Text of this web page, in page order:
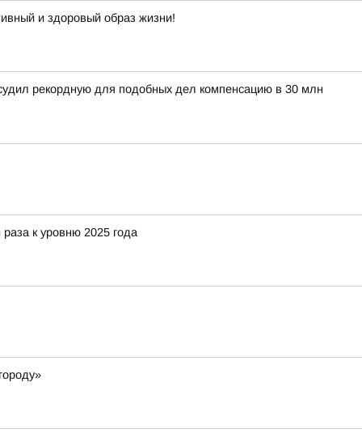
и здоровый образ жизни!
рекордную для подобных дел компенсацию в 30 млн
к уровню 2025 года